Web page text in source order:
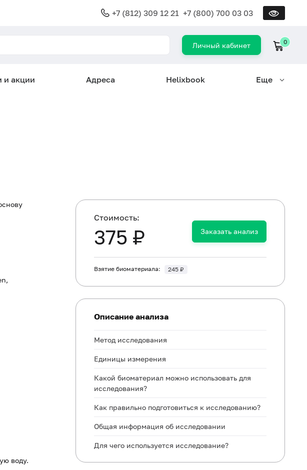
+7 (812) 309 12 21 +7 (800) 700 03 03
Личный кабинет 0
и акции Адреса Helixbook Еще
воду.
Cтоимость:
375 ₽ Заказать анализ
Взятие биоматериала: 245 ₽
Описание анализа
Метод исследования
Единицы измерения
Какой биоматериал можно использовать для
исследования?
Как правильно подготовиться к исследованию?
Общая информация об исследовании
Для чего используется исследование?
Когда назначается исследование?